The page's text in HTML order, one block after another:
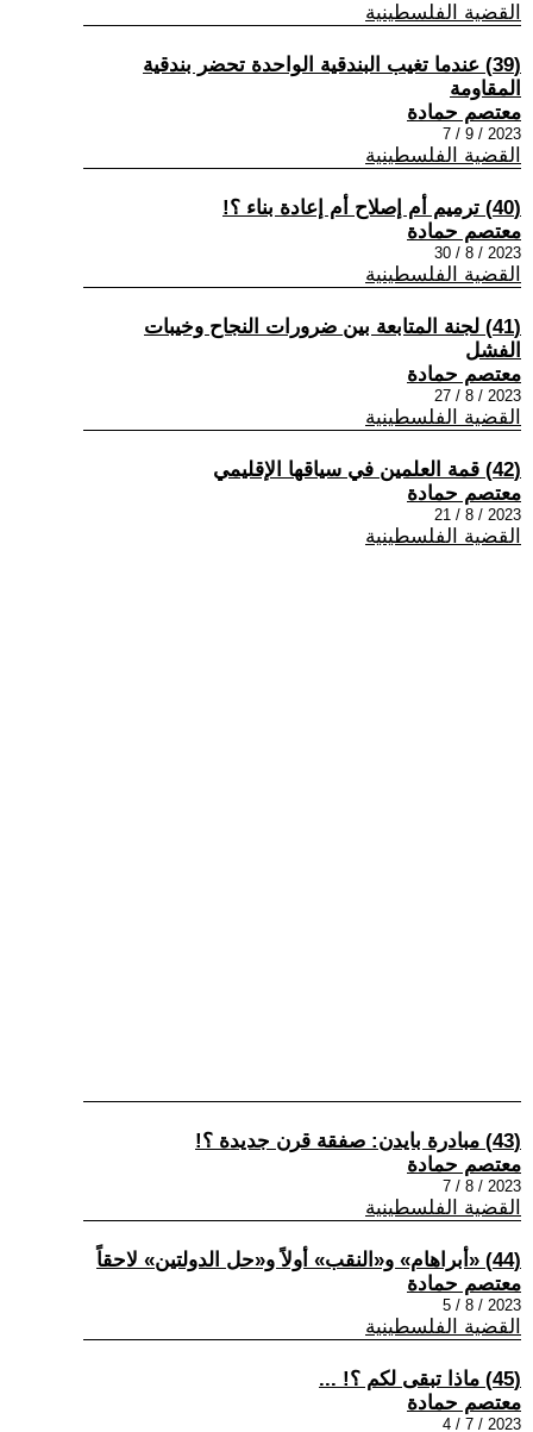
القضية الفلسطينية
(39) عندما تغيب البندقية الواحدة تحضر بندقية
المقاومة
معتصم حمادة
2023 / 9 / 7
القضية الفلسطينية
(40) ترميم أم إصلاح أم إعادة بناء ؟!
معتصم حمادة
2023 / 8 / 30
القضية الفلسطينية
(41) لجنة المتابعة بين ضرورات النجاح وخيبات
الفشل
معتصم حمادة
2023 / 8 / 27
القضية الفلسطينية
(42) قمة العلمين في سياقها الإقليمي
معتصم حمادة
2023 / 8 / 21
القضية الفلسطينية
(43) مبادرة بايدن: صفقة قرن جديدة ؟!
معتصم حمادة
2023 / 8 / 7
القضية الفلسطينية
(44) «أبراهام» و«النقب» أولاً و«حل الدولتين» لاحقاً
معتصم حمادة
2023 / 8 / 5
القضية الفلسطينية
(45) ماذا تبقى لكم ؟! ...
معتصم حمادة
2023 / 7 / 4